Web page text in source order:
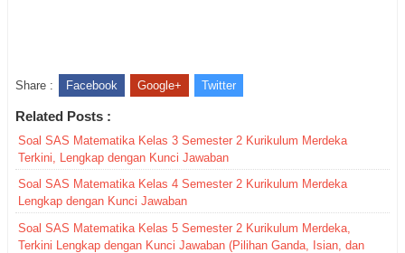
Share : Facebook Google+ Twitter
Related Posts :
Soal SAS Matematika Kelas 3 Semester 2 Kurikulum Merdeka
Terkini, Lengkap dengan Kunci Jawaban
Soal SAS Matematika Kelas 4 Semester 2 Kurikulum Merdeka
Lengkap dengan Kunci Jawaban
Soal SAS Matematika Kelas 5 Semester 2 Kurikulum Merdeka,
Terkini Lengkap dengan Kunci Jawaban (Pilihan Ganda, Isian, dan